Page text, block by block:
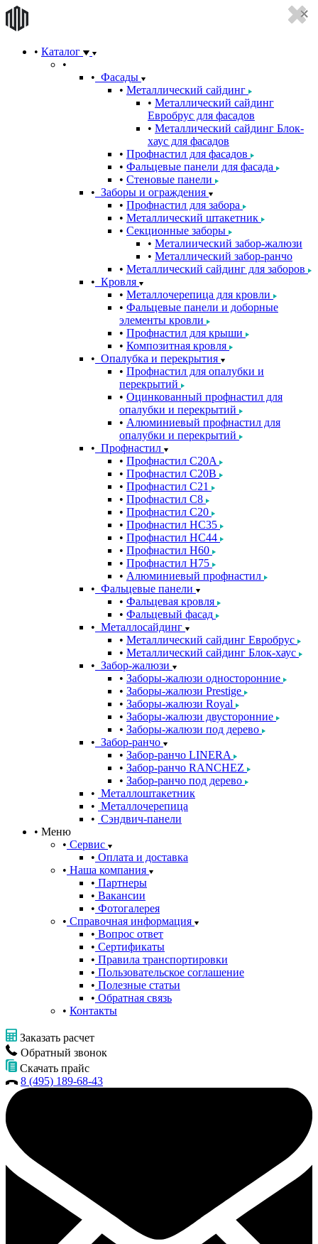
Каталог
Фасады
Металлический сайдинг
Металлический сайдинг
Евробрус для фасадов
Металлический сайдинг Блок-
хаус для фасадов
Профнастил для фасадов
Фальцевые панели для фасада
Стеновые панели
Заборы и ограждения
Профнастил для забора
Металлический штакетник
Секционные заборы
Металиический забор-жалюзи
Металлический забор-ранчо
Металлический сайдинг для заборов
Кровля
Металлочерепица для кровли
Фальцевые панели и доборные
элементы кровли
Профнастил для крыши
Композитная кровля
Опалубка и перекрытия
Профнастил для опалубки и
перекрытий
Оцинкованный профнастил для
опалубки и перекрытий
Алюминиевый профнастил для
опалубки и перекрытий
Профнастил
Профнастил С20A
Профнастил С20B
Профнастил С21
Профнастил С8
Профнастил С20
Профнастил НС35
Профнастил НС44
Профнастил Н60
Профнастил Н75
Алюминиевый профнастил
Фальцевые панели
Фальцевая кровля
Фальцевый фасад
Металлосайдинг
Металлический сайдинг Евробрус
Металлический сайдинг Блок-хаус
Забор-жалюзи
Заборы-жалюзи односторонние
Заборы-жалюзи Prestige
Заборы-жалюзи Royal
Заборы-жалюзи двусторонние
Заборы-жалюзи под дерево
Забор-ранчо
Забор-ранчо LINERA
Забор-ранчо RANCHEZ
Забор-ранчо под дерево
Металлоштакетник
Металлочерепица
Сэндвич-панели
Меню
Сервис
Оплата и доставка
Наша компания
Партнеры
Вакансии
Фотогалерея
Справочная информация
Вопрос ответ
Сертификаты
Правила транспортировки
Пользовательское соглашение
Полезные статьи
Обратная связь
Контакты
Заказать расчет
Обратный звонок
Скачать прайс
8 (495) 189-68-43